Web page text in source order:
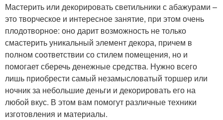
Мастерить или декорировать светильники с абажурами –
это творческое и интересное занятие, при этом очень
плодотворное: оно дарит возможность не только
смастерить уникальный элемент декора, причем в
полном соответствии со стилем помещения, но и
помогает сберечь денежные средства. Нужно всего
лишь приобрести самый незамысловатый торшер или
ночник за небольшие деньги и декорировать его на
любой вкус. В этом вам помогут различные техники
изготовления и материалы.